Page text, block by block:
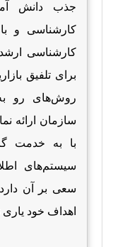
جذب دانش
کارشناسی و
کارشناسی
برای تلفیق
روش‌های رو
سازمان ارائه
با به خدمت
سیستم‌های
سعی بر آن
اهداف خود یاری